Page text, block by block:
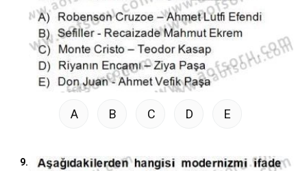
A B C D E
9.